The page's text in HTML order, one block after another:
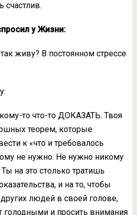
счастлив.
у Жизни:
живу? В постоянном стрессе
то что-то ДОКАЗАТЬ. Твоя
теорем, которые
к «что и требовалось
не нужно. Не нужно никому
на это столько тратишь
и на то, чтобы
людей в своей голове,
голодными и просить внимания